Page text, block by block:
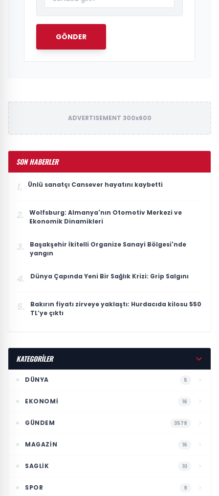
GÖNDER
ADVERTISEMENT 300x600
SON HABERLER
1. Ünlü sanatçı Cansever hayatını kaybetti
2.
Wolfsburg: Almanya'nın Otomotiv Merkezi ve
Ekonomik Dinamikleri
3.
Başakşehir İkitelli Organize Sanayi Bölgesi'nde
yangın
4. Dünya Çapında Yeni Bir Sağlık Krizi: Grip Salgını
5.
Bakırın fiyatı zirveye yaklaştı: Hurdacıda kilosu 550
TL’ye çıktı
KATEGORİLER
DÜNYA 5
EKONOMI 16
GÜNDEM 3578
MAGAZIN 16
SAGLIK 10
SPOR 9